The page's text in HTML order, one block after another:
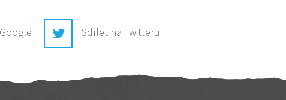
Sdílet na Twitteru